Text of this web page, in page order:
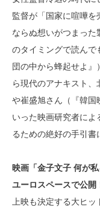
監督が「国家に喧嘩を
ならぬ想いがつまった
のタイミングで読んで
団の中から蜂起せよ』
ら現代のアナキスト、
や崔盛旭さん（『韓国
いった映画研究者によ
るための絶好の手引書
映画「金子文子 何が
ユーロスペースで公開
上映も決定する大ヒ